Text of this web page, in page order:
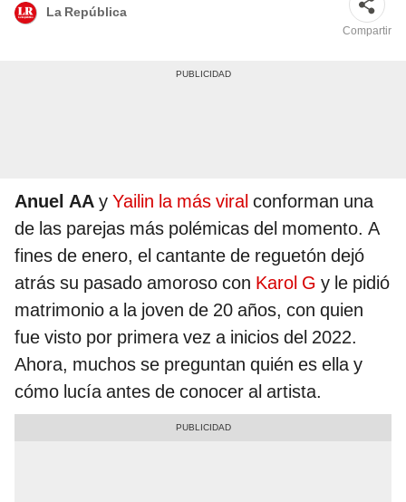
La República
Compartir
Anuel AA y Yailin la más viral conforman una
de las parejas más polémicas del momento. A
fines de enero, el cantante de reguetón dejó
atrás su pasado amoroso con Karol G y le pidió
matrimonio a la joven de 20 años, con quien
fue visto por primera vez a inicios del 2022.
Ahora, muchos se preguntan quién es ella y
cómo lucía antes de conocer al artista.